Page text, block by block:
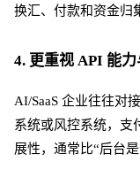
换汇、付款和资金归
4. 更重视 API 能
AI/SaaS 企业往往对
系统或风控系统，支
展性，通常比“后台是